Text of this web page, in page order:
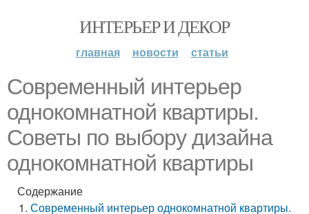
ИНТЕРЬЕР И ДЕКОР
главная новости статьи
Современный интерьер
однокомнатной квартиры.
Советы по выбору дизайна
однокомнатной квартиры
Содержание
Современный интерьер однокомнатной квартиры.